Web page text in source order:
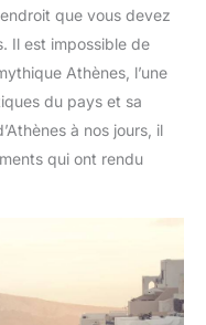
que vous devez
Il est impossible de
Athènes, l’une
du pays et sa
à nos jours, il
qui ont rendu